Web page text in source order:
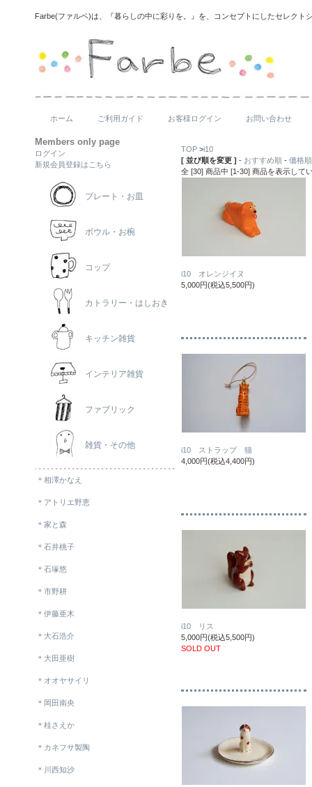
Farbe(ファルベ)は、『暮らしの中に彩りを。』を、コンセプトにしたセレクト
ホーム ご利用ガイド お客様ログイン お問い合わせ
TOP >i10
[ 並び順を変更 ] - おすすめ順 - 価格順
全 [30] 商品中 [1-30] 商品を表示して
i10 オレンジイヌ
5,000円(税込5,500円)
i10 ストラップ 猫
4,000円(税込4,400円)
i10 リス
5,000円(税込5,500円)
SOLD OUT
Members only page
ログイン
新規会員登録はこちら
プレート・お皿
ボウル・お椀
コップ
カトラリー・はしおき
キッチン雑貨
インテリア雑貨
ファブリック
雑貨・その他
＊相澤かなえ
＊アトリエ野恵
＊家と森
＊石井桃子
＊石塚悠
＊市野耕
＊伊藤亜木
＊大石浩介
＊大田亜樹
＊オオヤサイリ
＊岡田南央
＊桂さえか
＊カネフサ製陶
＊川西知沙